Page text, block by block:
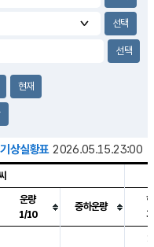
현재
기상실황표 2026.05.15.23:00
, 바람, 기압등을 안내한 표입
운량
1/10
중하운량